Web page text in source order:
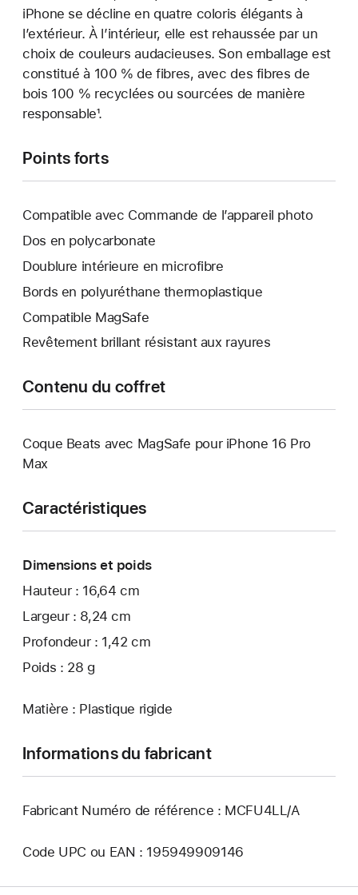
iPhone se décline en quatre coloris élégants à
l’extérieur. À l’intérieur, elle est rehaussée par un
choix de couleurs audacieuses. Son emballage est
constitué à 100 % de fibres, avec des fibres de
bois 100 % recyclées ou sourcées de manière
responsable¹.
Points forts
Compatible avec Commande de l’appareil photo
Dos en polycarbonate
Doublure intérieure en microfibre
Bords en polyuréthane thermoplastique
Compatible MagSafe
Revêtement brillant résistant aux rayures
Contenu du coffret
Coque Beats avec MagSafe pour iPhone 16 Pro
Max
Caractéristiques
Dimensions et poids
Hauteur : 16,64 cm
Largeur : 8,24 cm
Profondeur : 1,42 cm
Poids : 28 g
Matière : Plastique rigide
Informations du fabricant
Fabricant Numéro de référence : MCFU4LL/A
Code UPC ou EAN : 195949909146